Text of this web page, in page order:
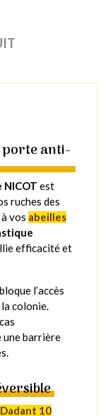
porte anti-
est
ruches des
vos abeilles
efficacité et
l’accès
la colonie.
une barrière
10